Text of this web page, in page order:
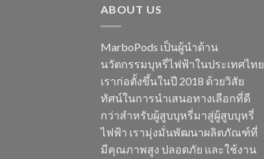
ABOUT US
MarboPods เป็นผู้นำด้าน
นวัตกรรมบุหรี่ไฟฟ้าในประเทศไทย
เราก่อตั้งขึ้นในปี 2018 ด้วยวิสัย
ทัศน์ในการนำเสนอทางเลือกที่ดี
กว่าสำหรับผู้สูบบุหรี่มาสู่ผู้สูบบุหรี่
ไฟฟ้า เรามุ่งมั่นพัฒนาผลิตภัณฑ์ที่
มีคุณภาพสูง ปลอดภัย และใช้งาน